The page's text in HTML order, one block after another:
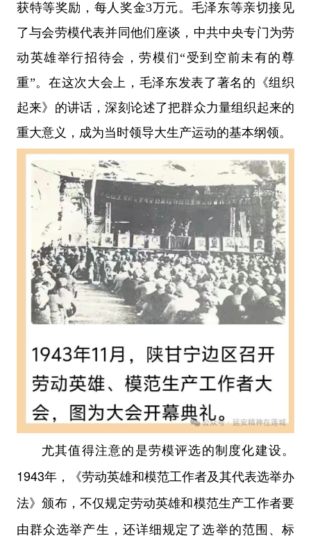
获特等奖励，每人奖金3万元。毛泽东等亲切接见
了与会劳模代表并同他们座谈，中共中央专门为劳
动英雄举行招待会，劳模们“受到空前未有的尊
重”。在这次大会上，毛泽东发表了著名的《组织
起来》的讲话，深刻论述了把群众力量组织起来的
重大意义，成为当时领导大生产运动的基本纲领。
尤其值得注意的是劳模评选的制度化建设。
1943年，《劳动英雄和模范工作者及其代表选举办
法》颁布，不仅规定劳动英雄和模范生产工作者要
由群众选举产生，还详细规定了选举的范围、标